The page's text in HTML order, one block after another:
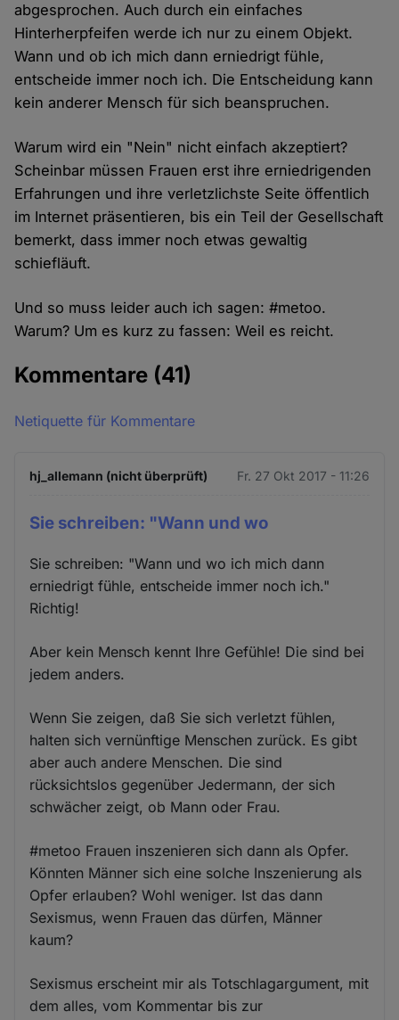
abgesprochen. Auch durch ein einfaches
Hinterherpfeifen werde ich nur zu einem Objekt.
Wann und ob ich mich dann erniedrigt fühle,
entscheide immer noch ich. Die Entscheidung kann
kein anderer Mensch für sich beanspruchen.
Warum wird ein "Nein" nicht einfach akzeptiert?
Scheinbar müssen Frauen erst ihre erniedrigenden
Erfahrungen und ihre verletzlichste Seite öffentlich
im Internet präsentieren, bis ein Teil der Gesellschaft
bemerkt, dass immer noch etwas gewaltig
schiefläuft.
Und so muss leider auch ich sagen: #metoo.
Warum? Um es kurz zu fassen: Weil es reicht.
Kommentare (41)
Netiquette für Kommentare
hj_allemann (nicht überprüft) Fr. 27 Okt 2017 - 11:26
Sie schreiben: "Wann und wo
Sie schreiben: "Wann und wo ich mich dann
erniedrigt fühle, entscheide immer noch ich."
Richtig!
Aber kein Mensch kennt Ihre Gefühle! Die sind bei
jedem anders.
Wenn Sie zeigen, daß Sie sich verletzt fühlen,
halten sich vernünftige Menschen zurück. Es gibt
aber auch andere Menschen. Die sind
rücksichtslos gegenüber Jedermann, der sich
schwächer zeigt, ob Mann oder Frau.
#metoo Frauen inszenieren sich dann als Opfer.
Könnten Männer sich eine solche Inszenierung als
Opfer erlauben? Wohl weniger. Ist das dann
Sexismus, wenn Frauen das dürfen, Männer
kaum?
Sexismus erscheint mir als Totschlagargument, mit
dem alles, vom Kommentar bis zur